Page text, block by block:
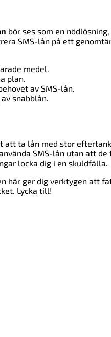
bör ses som en
SMS-lån på ett
medel.
plan.
av SMS-lån.
snabblån.
att ta lån med stor
SMS-lån utan att de
locka dig i en skuldfälla.
här ger dig verktygen att
Lycka till!